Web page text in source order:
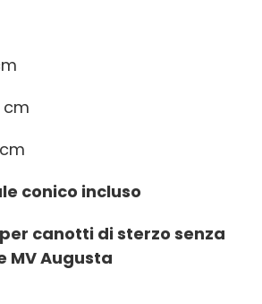
cm
conico incluso
canotti di sterzo senza
MV Augusta